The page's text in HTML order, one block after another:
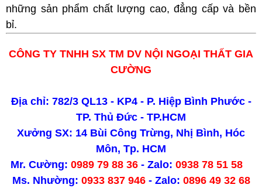
những sản phẩm chất lượng cao, đẳng cấp và bền
bỉ.
CÔNG TY TNHH SX TM DV NỘI NGOẠI THẤT GIA
CƯỜNG
Địa chỉ: 782/3 QL13 - KP4 - P. Hiệp Bình Phước -
TP. Thủ Đức - TP.HCM
Xưởng SX: 14 Bùi Công Trừng, Nhị Bình, Hóc
Môn, Tp. HCM
Mr. Cường: 0989 79 88 36 - Zalo: 0938 78 51 58
Ms. Nhường: 0933 837 946- Zalo: 0896 49 32 68